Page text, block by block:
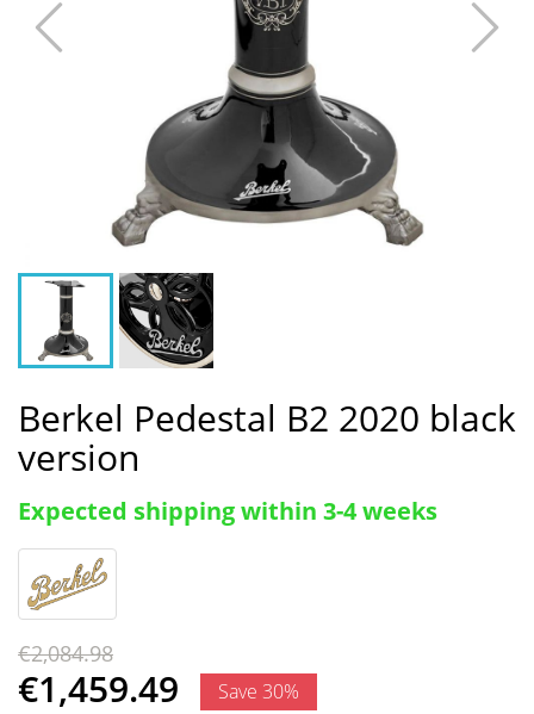
Berkel Pedestal B2 2020 black
version
Expected shipping within 3-4 weeks
€2,084.98
€1,459.49 Save 30%